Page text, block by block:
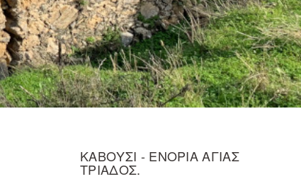
ΚΑΒΟΥΣΙ - ΕΝΟΡΙΑ ΑΓΙΑΣ
ΤΡΙΑΔΟΣ.